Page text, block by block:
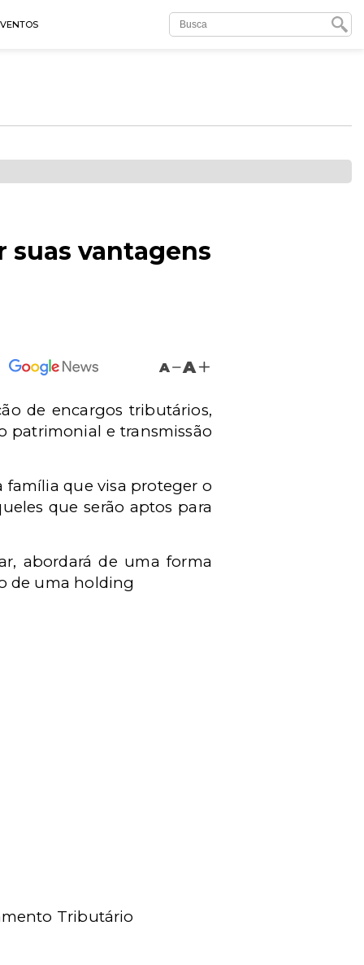
vantagens
A A
de encargos tributários,
patrimonial e transmissão
família que visa proteger o
que serão aptos para
abordará de uma forma
de uma holding
Tributário